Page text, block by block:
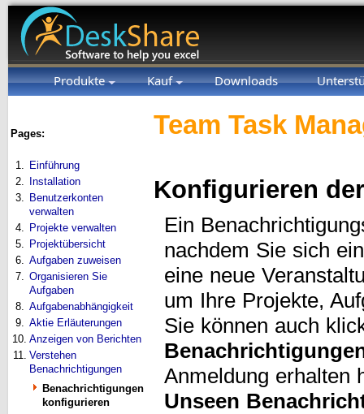
Produkte Kauf Downloads
Pages:
1. Einführung
2.
Installation
3. Benutzerkonten
verwalten
4. Projekte verwalten
5. Projektübersicht
6. Aufgaben zuweisen
7. Organisieren Sie
Aufgaben
8. Aufgabenabhängigkeit
9. Aktie Erläuterungen
10. Anzeigen von Berichten
11. Verstehen
Benachrichtigungen
Benachrichtigungen
konfigurieren
Team Task
Konfigurieren
Ein
nachdem Sie sich
eine neue
um Ihre Projekte,
Sie können auch
Anmeldung erhalten
Unseen